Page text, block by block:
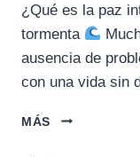
¿Qué es la paz
tormenta
ausencia de
con una vida sin
MÁS
LA